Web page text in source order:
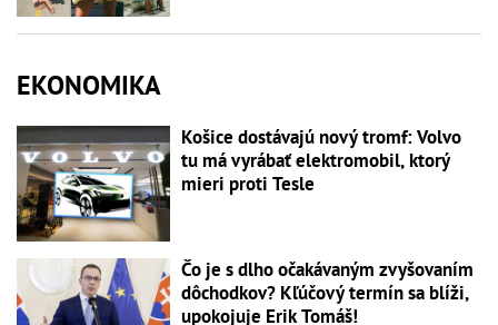
EKONOMIKA
Košice dostávajú nový tromf: Volvo
tu má vyrábať elektromobil, ktorý
mieri proti Tesle
Čo je s dlho očakávaným zvyšovaním
dôchodkov? Kľúčový termín sa blíži,
upokojuje Erik Tomáš!